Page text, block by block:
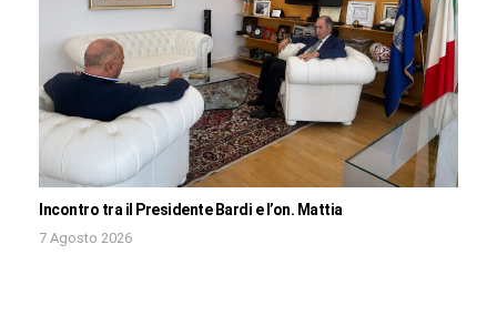
Incontro tra il Presidente Bardi e l’on. Mattia
7 Agosto 2026